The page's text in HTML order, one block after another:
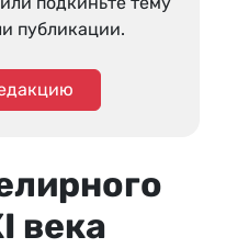
публикации.
века